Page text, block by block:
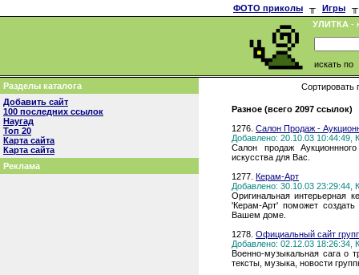
ФОТО приколы ╥ Игры
╥
УЛИТКА -
искать по
Разделы каталога
Добавить сайт
100 последних ссылок
Наугад
Топ 20
Карта сайта
Карта сайта
Реклама
Сортировать
Разное (всего 2097 ссылок)
1276. Салон Продаж -
Добавлено: 20.10.03 10:44:49,
Салон продаж
искусства для Вас.
1277. Керам-Арт
Добавлено: 30.10.03 23:29:44,
Оригинальная интерьерная
'Керам-Арт' поможет
Вашем доме.
1278. Официальный сайт
Добавлено: 02.12.03 18:26:34,
Военно-музыкальная сага о
тексты, музыка, новости